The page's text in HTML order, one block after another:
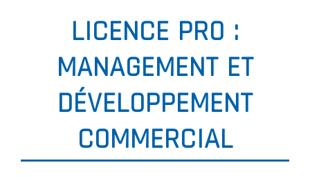
LICENCE PRO :
MANAGEMENT ET
DÉVELOPPEMENT
COMMERCIAL